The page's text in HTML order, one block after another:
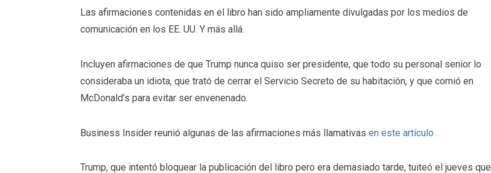
Las afirmaciones contenidas en el libro han sido ampliamente divulgadas por los medios de
comunicación en los EE. UU. Y más allá.
Incluyen afirmaciones de que Trump nunca quiso ser presidente, que todo su personal senior lo
consideraba un idiota, que trató de cerrar el Servicio Secreto de su habitación, y que comió en
McDonald’s para evitar ser envenenado.
Business Insider reunió algunas de las afirmaciones más llamativas en este artículo .
Trump, que intentó bloquear la publicación del libro pero era demasiado tarde, tuiteó el jueves que